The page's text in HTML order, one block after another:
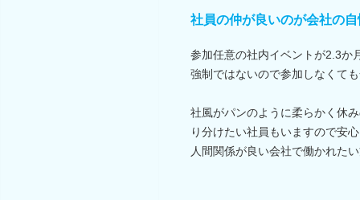
社員の仲が良いのが会社の
参加任意の社内イベントが2.3か
強制ではないので参加しなくて
社風がパンのように柔らかく休
り分けたい社員もいますので安
人間関係が良い会社で働かれた